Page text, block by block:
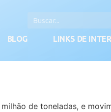
BLOG LINKS DE
de toneladas, e